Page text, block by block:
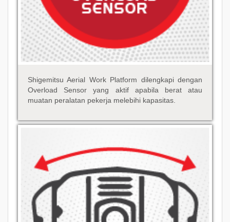
Shigemitsu Aerial Work Platform dilengkapi dengan
Overload Sensor yang aktif apabila berat atau
muatan peralatan pekerja melebihi kapasitas.